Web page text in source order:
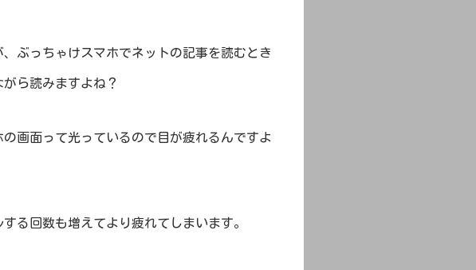
ぶっちゃけスマホでネットの記事を読むとき
ら読みますよね？
画面って光っているので目が疲れるんですよ
る回数も増えてより疲れてしまいます。